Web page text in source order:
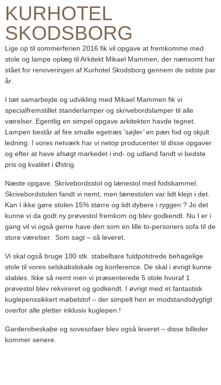
KURHOTEL
SKODSBORG
Lige op til sommerferien 2016 fik vil opgave at fremkomme med
stole og lampe oplæg til Arkitekt Mikael Mammen, der nænsomt har
stået for renoveringen af Kurhotel Skodsborg gennem de sidste par
år.
I tæt samarbejde og udvikling med Mikael Mammen fik vi
specialfremstillet standerlamper og skrivebordslamper til alle
værelser. Egentlig en simpel opgave arkitekten havde tegnet.
Lampen består af fire smalle egetræs ’søjler’ en pæn fod og skjult
ledning. I vores netværk har vi netop producenter til disse opgaver
og efter at have afsøgt markedet i ind- og udland fandt vi bedste
pris og kvalitet i Østrig.
Næste opgave. Skrivebordsstol og lænestol med fodskammel.
Skrivebordstolen fandt vi nemt, men lænestolen var lidt klejn i det.
Kan I ikke gøre stolen 15% større og lidt dybere i ryggen ? Jo det
kunne vi da godt ny prøvestol fremkom og blev godkendt. Nu I er i
gang vil vi også gerne have den som en lille to-personers sofa til de
store værelser. Som sagt – så leveret.
Vi skal også bruge 100 stk. stabelbare fuldpolstrede behagelige
stole til vores selskabslokale og konference. De skal i øvrigt kunne
stables. Ikke så nemt men vi præsenterede 5 stole hvoraf 1
prøvestol blev rekvireret og godkendt. I øvrigt med et fantastisk
kuglepenssikkert møbelstof – der simpelt hen er modstandsdygtigt
overfor alle pletter inklusiv kuglepen !
Garderobeskabe og sovesofaer blev også leveret – disse billeder
kommer senere.